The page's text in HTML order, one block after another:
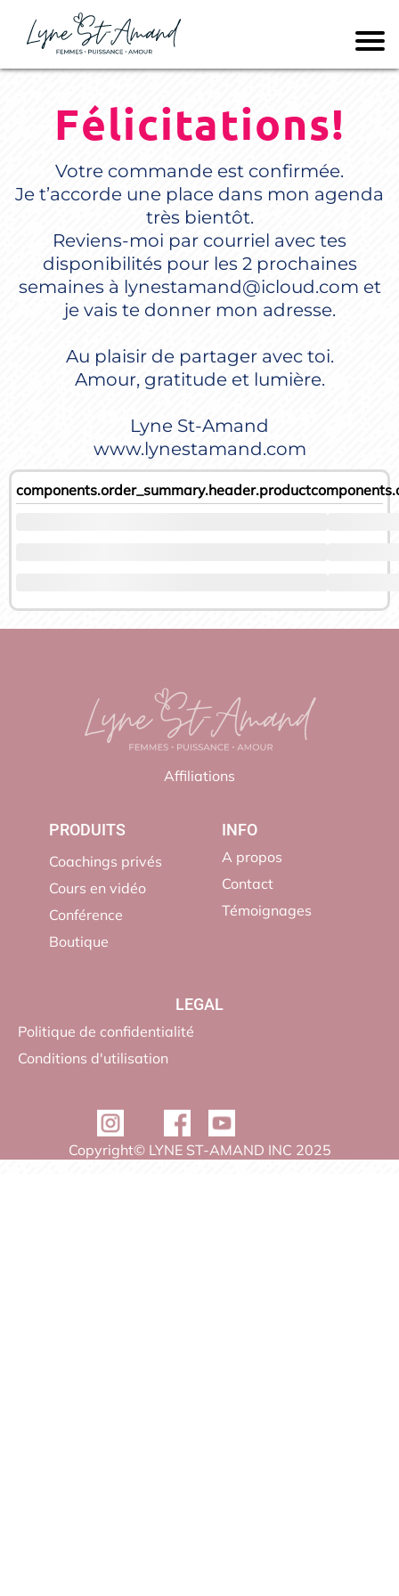
Félicitations!
Votre commande est confirmée.
Je t’accorde une place dans mon agenda
très bientôt.
Reviens-moi par courriel avec tes
disponibilités pour les 2 prochaines
semaines à lynestamand@icloud.com et
je vais te donner mon adresse.
Au plaisir de partager avec toi.
Amour, gratitude et lumière.
Lyne St-Amand
www.lynestamand.com
components.order_summary.header.product
Affiliations
PRODUITS
Coachings privés
Cours en vidéo
Conférence
Boutique
INFO
A propos
Contact
Témoignages
LEGAL
Politique de confidentialité
Conditions d'utilisation
Copyright© LYNE ST-AMAND INC 2025